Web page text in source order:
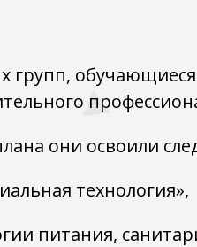
групп,
они освоили
технология»,
питания,